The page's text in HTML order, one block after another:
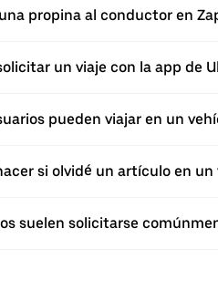
propina al conductor en
un viaje con la app de
pueden viajar en un
si olvidé un artículo en
suelen solicitarse